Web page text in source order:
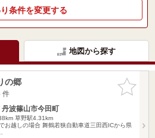
条件を変更する
地図から探す
お気に入
りに追加
の郷
件
丹波篠山市今田町
草野駅4.31km
お越しの場合 舞鶴若狭自動車道三田西ICから県